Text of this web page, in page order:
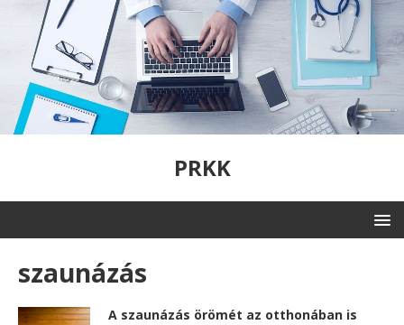
PRKK
szaunázás
A szaunázás örömét az otthonában is